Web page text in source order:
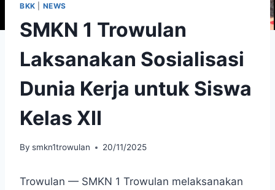
BKK NEWS
SMKN 1 Trowulan
Laksanakan Sosialisasi
Dunia Kerja untuk Siswa
Kelas XII
By smkn1trowulan 20/11/2025
Trowulan — SMKN 1 Trowulan melaksanakan